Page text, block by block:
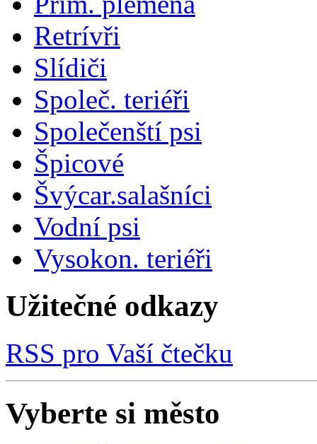
Retrívři
Slídiči
Společ. teriéři
Společenští psi
Špicové
Švýcar.salašníci
Vodní psi
Vysokon. teriéři
Užitečné odkazy
RSS pro Vaší čtečku
Vyberte si město